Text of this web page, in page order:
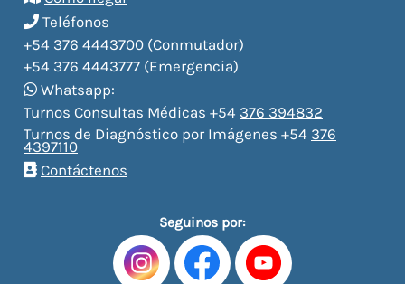
Teléfonos
+54 376 4443700 (Conmutador)
+54 376 4443777 (Emergencia)
Whatsapp:
Turnos Consultas Médicas +54 376 394832
Turnos de Diagnóstico por Imágenes +54 376
4397110
Contáctenos
Seguinos por: